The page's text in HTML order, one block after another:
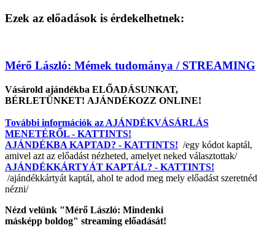
Ezek az előadások is érdekelhetnek:
Mérő László: Mémek tudománya / STREAMING
Vásárold ajándékba ELŐADÁSUNKAT,
BÉRLETÜNKET! AJÁNDÉKOZZ ONLINE!
További információk az AJÁNDÉKVÁSÁRLÁS
MENETÉRŐL - KATTINTS!
AJÁNDÉKBA KAPTAD? - KATTINTS! /egy kódot kaptál,
amivel azt az előadást nézheted, amelyet neked választottak/
AJÁNDÉKKÁRTYÁT KAPTÁL? - KATTINTS!
/ajándékkártyát kaptál, ahol te adod meg mely előadást szeretnéd
nézni/
Nézd velünk "Mérő László: Mindenki
másképp boldog" streaming előadását!